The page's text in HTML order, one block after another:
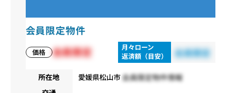
会員限定物件
価格 会員限定
月々ローン
返済額（目安）
会員限定
所在地 愛媛県松山市会員限定物件情報